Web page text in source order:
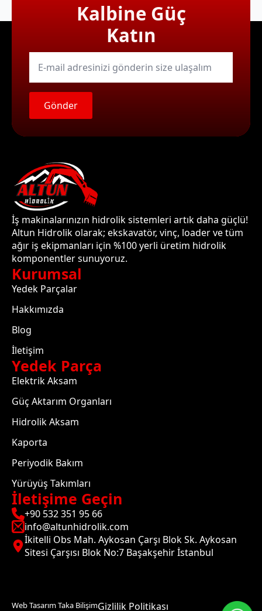
Kalbine Güç
Katın
E-
mail
Gönder
İş makinalarınızın hidrolik sistemleri artık daha güçlü!
Altun Hidrolik olarak; ekskavatör, vinç, loader ve tüm
ağır iş ekipmanları için %100 yerli üretim hidrolik
komponentler sunuyoruz.
Kurumsal
Yedek Parçalar
Hakkımızda
Blog
İletişim
Yedek Parça
Elektrik Aksam
Güç Aktarım Organları
Hidrolik Aksam
Kaporta
Periyodik Bakım
Yürüyüş Takımları
İletişime Geçin
+90 532 351 95 66
info@altunhidrolik.com
İkitelli Obs Mah. Aykosan Çarşı Blok Sk. Aykosan
Sitesi Çarşısı Blok No:7 Başakşehir İstanbul
Web Tasarım Taka BilişimGizlilik Politikası